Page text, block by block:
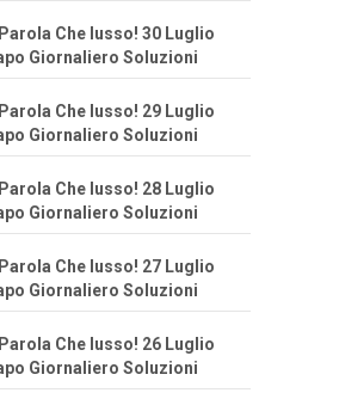
Che lusso! 30 Luglio
Giornaliero Soluzioni
Che lusso! 29 Luglio
Giornaliero Soluzioni
Che lusso! 28 Luglio
Giornaliero Soluzioni
Che lusso! 27 Luglio
Giornaliero Soluzioni
Che lusso! 26 Luglio
Giornaliero Soluzioni